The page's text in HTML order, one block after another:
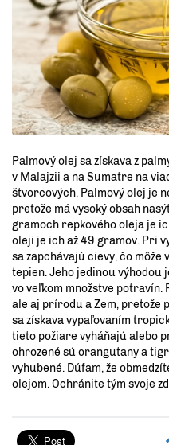
Palmový olej sa získava z
v Malajzii a na Sumatre na
štvorcových. Palmový olej je
pretože má vysoký obsah
gramoch repkového oleja je
oleji je ich až 49 gramov. Pri
sa zapchávajú cievy, čo
tepien. Jeho jedinou výhodou
vo veľkom množstve potravín.
ale aj prírodu a Zem, pretože
sa získava vypaľovaním
tieto požiare vyháňajú alebo
ohrozené sú orangutany a
vyhubené. Dúfam, že
olejom. Ochránite tým svoje